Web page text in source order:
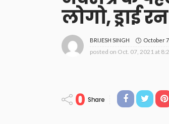
लोगो, ड्राई
BRIJESH SINGH October
posted on Oct. 07, 2021 at
0 Share